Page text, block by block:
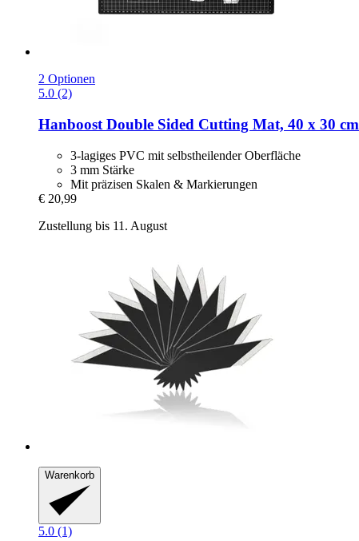
2 Optionen
5.0 (2)
Hanboost Double Sided Cutting Mat, 40 x 30 cm
3-lagiges PVC mit selbstheilender Oberfläche
3 mm Stärke
Mit präzisen Skalen & Markierungen
€ 20,99
Zustellung bis 11. August
Warenkorb
5.0 (1)